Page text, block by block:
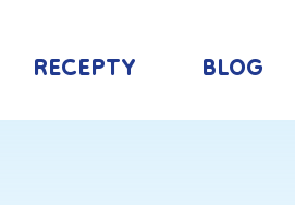
RECEPTY BLOG